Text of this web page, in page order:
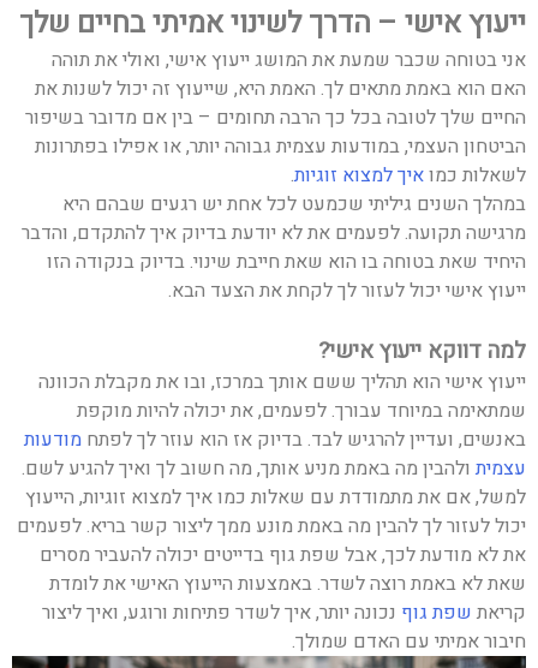
ייעוץ אישי – הדרך לשינוי אמיתי בחיים שלך
אני בטוחה שכבר שמעת את המושג ייעוץ אישי, ואולי את תוהה
האם הוא באמת מתאים לך. האמת היא, שייעוץ זה יכול לשנות את
החיים שלך לטובה בכל כך הרבה תחומים – בין אם מדובר בשיפור
הביטחון העצמי, במודעות עצמית גבוהה יותר, או אפילו בפתרונות
לשאלות כמואיך למצוא זוגיות.
במהלך השנים גיליתי שכמעט לכל אחת יש רגעים שבהם היא
מרגישה תקועה. לפעמים את לא יודעת בדיוק איך להתקדם, והדבר
היחיד שאת בטוחה בו הוא שאת חייבת שינוי. בדיוק בנקודה הזו
ייעוץ אישי יכול לעזור לך לקחת את הצעד הבא.
למה דווקא ייעוץ אישי?
ייעוץ אישי הוא תהליך ששם אותך במרכז, ובו את מקבלת הכוונה
שמתאימה במיוחד עבורך. לפעמים, את יכולה להיות מוקפת
באנשים, ועדיין להרגיש לבד. בדיוק אז הוא עוזר לך לפתח מודעות
עצמיתולהבין מה באמת מניע אותך, מה חשוב לך ואיך להגיע לשם.
למשל, אם את מתמודדת עם שאלות כמו איך למצוא זוגיות, הייעוץ
יכול לעזור לך להבין מה באמת מונע ממך ליצור קשר בריא. לפעמים
את לא מודעת לכך, אבל שפת גוף בדייטים יכולה להעביר מסרים
שאת לא באמת רוצה לשדר. באמצעות הייעוץ האישי את לומדת
קריאת שפת גוף נכונה יותר, איך לשדר פתיחות ורוגע, ואיך ליצור
חיבור אמיתי עם האדם שמולך.